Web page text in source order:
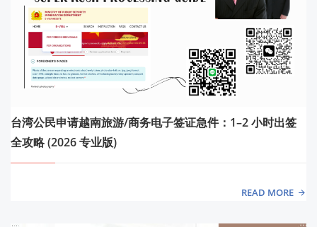
台湾公民申请越南旅游/商务电子签证急件：1–2 小时出签
全攻略 (2026 专业版)
READ MORE